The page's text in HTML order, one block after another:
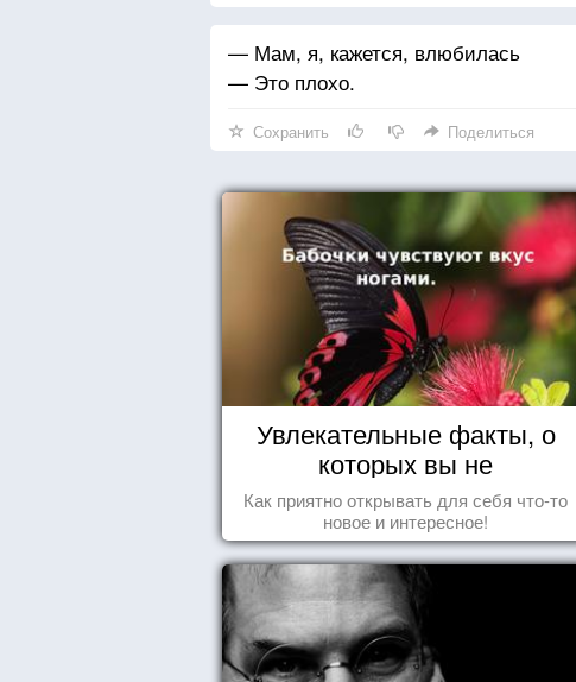
— Мам, я, кажется, влюбилась
— Это плохо.
Сохранить Поделиться
Увлекательные факты, о
которых вы не
догадывались!
Как приятно открывать для себя что-то
новое и интересное!